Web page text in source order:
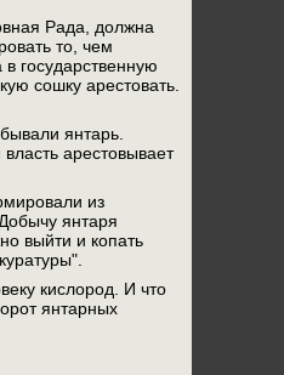
Рада, должна
то, чем
государственную
сошку арестовать.
янтарь.
арестовывает
из
янтаря
выйти и копать
кислород. И что
янтарных